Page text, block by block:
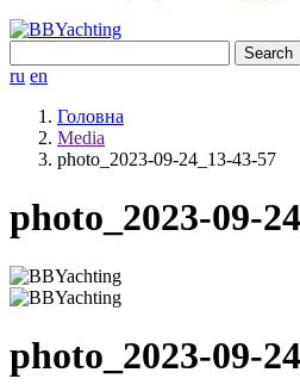
for:
ru en
Головна
Media
photo_2023-09-24_13-43-57
photo_2023-09-
photo_2023-09-